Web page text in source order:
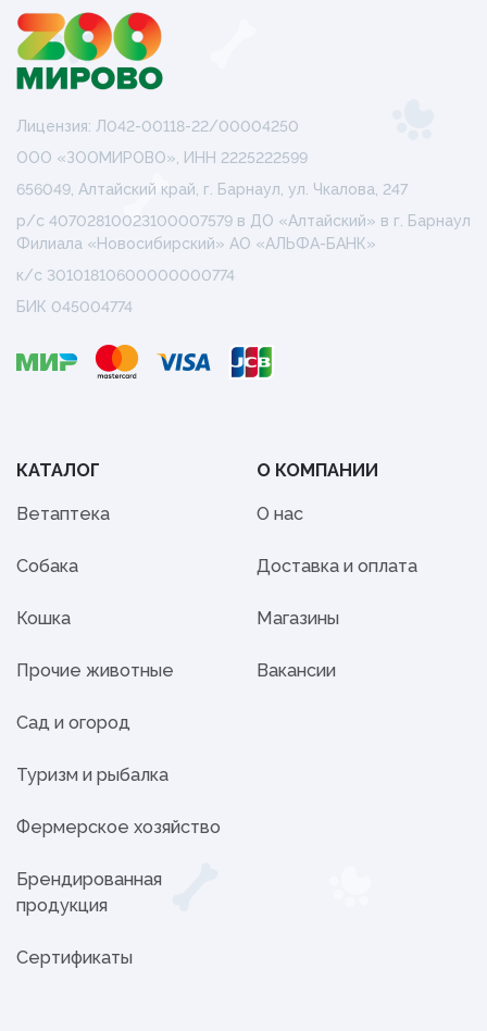
Лицензия: Л042-00118-22/00004250
ООО «ЗООМИРОВО», ИНН 2225222599
656049, Алтайский край, г. Барнаул, ул. Чкалова, 247
р/с 40702810023100007579 в ДО «Алтайский» в г. Барнаул
Филиала «Новосибирский» АО «АЛЬФА-БАНК»
к/с 30101810600000000774
БИК 045004774
КАТАЛОГ
Ветаптека
Собака
Кошка
Прочие животные
Сад и огород
Туризм и рыбалка
Фермерское хозяйство
Брендированная
продукция
Сертификаты
О КОМПАНИИ
О нас
Доставка и оплата
Магазины
Вакансии